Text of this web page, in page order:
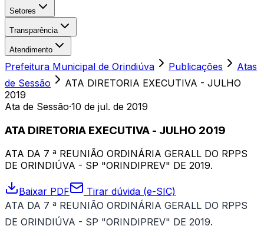
Setores
Transparência
Atendimento
Prefeitura Municipal de Orindiúva Publicações
Atas
de Sessão
ATA DIRETORIA EXECUTIVA - JULHO
2019
Ata de Sessão·10 de jul. de 2019
ATA DIRETORIA EXECUTIVA - JULHO 2019
ATA DA 7 ª REUNIÃO ORDINÁRIA GERALL DO RPPS
DE ORINDIÚVA - SP "ORINDIPREV" DE 2019.
Baixar PDF
Tirar dúvida (e-SIC)
ATA DA 7 ª REUNIÃO ORDINÁRIA GERALL DO RPPS
DE ORINDIÚVA - SP "ORINDIPREV" DE 2019.